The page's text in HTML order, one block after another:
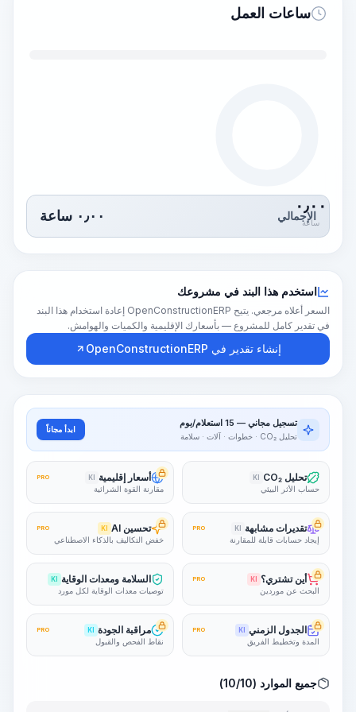
ساعات العمل
٠٫٠٠
ساعة
الإجمالي ٠٫٠٠ ساعة
استخدم هذا البند في مشروعك
السعر أعلاه مرجعي. يتيح OpenConstructionERP إعادة استخدام هذا البند
في تقدير كامل للمشروع — بأسعارك الإقليمية والكميات والهوامش.
إنشاء تقدير في OpenConstructionERP
تسجيل مجاني — 15 استعلام/يوم
تحليل CO₂ · خطوات · آلات · سلامة
ابدأ مجاناً
تحليل CO₂ KI
حساب الأثر البيئي
أسعار إقليمية KI
PRO
مقارنة القوة الشرائية
تقديرات مشابهة KI
PRO
إيجاد حسابات قابلة للمقارنة
تحسين AI KI
PRO
خفض التكاليف بالذكاء الاصطناعي
أين تشتري؟ KI
PRO
البحث عن موردين
السلامة ومعدات الوقاية KI
توصيات معدات الوقاية لكل مورد
الجدول الزمني KI
PRO
المدة وتخطيط الفريق
مراقبة الجودة KI
PRO
نقاط الفحص والقبول
جميع الموارد (10/10)